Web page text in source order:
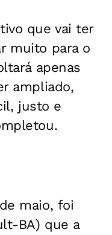
que vai ter
muito para o
apenas
ampliado,
justo e
maio, foi
BA) que a